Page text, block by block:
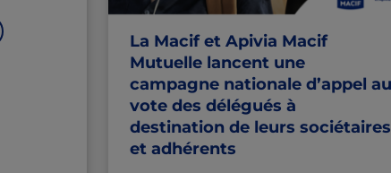
La Macif et Apivia Macif
Mutuelle lancent une
campagne nationale d’appel au
vote des délégués à
destination de leurs sociétaires
et adhérents